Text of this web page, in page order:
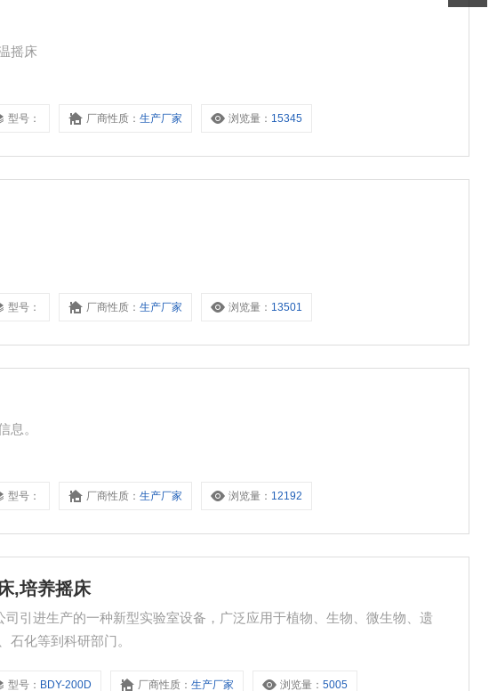
摇床
型号： 厂商性质：生产厂家 浏览量： 15345
型号： 厂商性质：生产厂家 浏览量： 13501
息。
型号： 厂商性质：生产厂家 浏览量： 12192
,培养摇床
司引进生产的一种新型实验室设备，广泛应用于植物、生物、微生物、遗
石化等到科研部门。
型号： BDY-200D 厂商性质：生产厂家 浏览量：5005